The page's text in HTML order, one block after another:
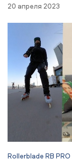
20 апреля 2023
Rollerblade RB PRO